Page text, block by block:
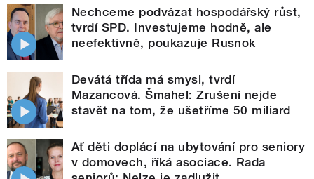
Nechceme podvázat hospodářský růst,
tvrdí SPD. Investujeme hodně, ale
neefektivně, poukazuje Rusnok
Devátá třída má smysl, tvrdí
Mazancová. Šmahel: Zrušení nejde
stavět na tom, že ušetříme 50 miliard
Ať děti doplácí na ubytování pro seniory
v domovech, říká asociace. Rada